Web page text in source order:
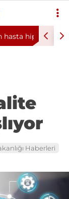
Diş eti
Haberleri